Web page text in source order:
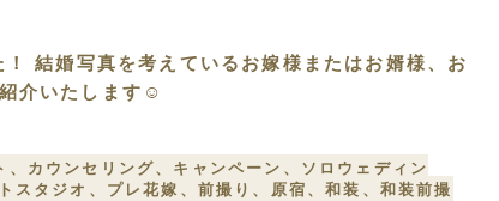
結婚写真を考えているお嫁様またはお婿様、お
介いたします☺︎
カウンセリング、キャンペーン、ソロウェディン
スタジオ、プレ花嫁、前撮り、原宿、和装、和装前撮